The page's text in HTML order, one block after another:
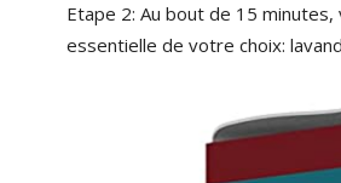
Etape 2: Au bout de 15 minutes,
essentielle de votre choix: